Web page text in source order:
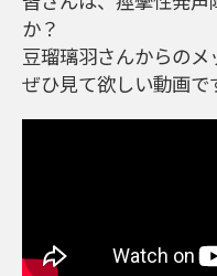
か？
豆瑠璃羽さんからのメ
ぜひ見て欲しい動画で